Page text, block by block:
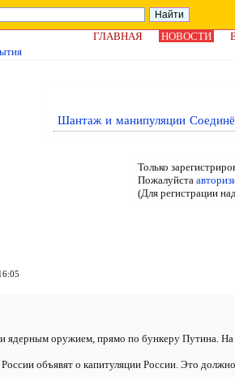
ГЛАВНАЯ
НОВОСТИ
Шантаж и манипуляции
Только
Пожалуйста
(Для регистрации
ядерным оружием, прямо по бункеру Путина.
объявят о капитуляции России. Это